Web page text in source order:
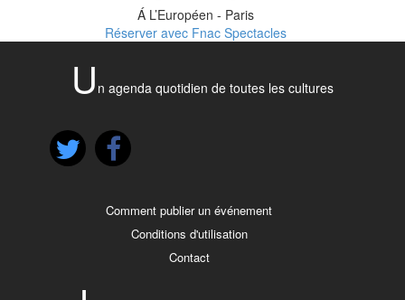
Á L’Européen - Paris
Réserver avec Fnac Spectacles
U n agenda quotidien de toutes les cultures
Comment publier un événement
Conditions d'utilisation
Contact